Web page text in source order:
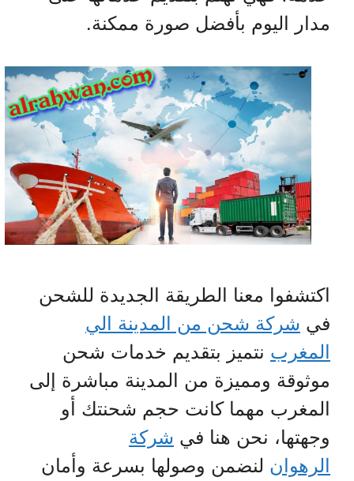
مدار اليوم بأفضل صورة ممكنة.
اكتشفوا معنا الطريقة الجديدة للشحن
في شركة شحن من المدينة الي
المغربنتميز بتقديم خدمات شحن
موثوقة ومميزة من المدينة مباشرة إلى
المغرب مهما كانت حجم شحنتك أو
وجهتها، نحن هنا في شركة
الرهوانلنضمن وصولها بسرعة وأمان